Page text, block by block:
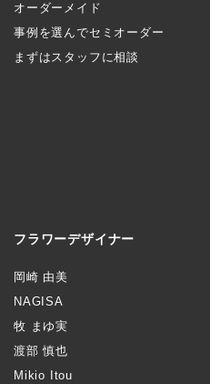
オーダーメイド
事例を選んでセミオーダー
まずはスタッフに相談
フラワーデザイナー
岡崎 由美
NAGISA
牧 まゆ実
渡部 慎也
Mikio Itou